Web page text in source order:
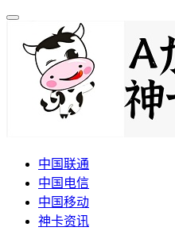
中国联通
中国电信
中国移动
神卡资讯